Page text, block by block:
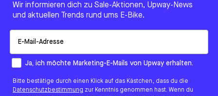
Wir informieren dich zu Sale-Aktionen, Upway-News
und aktuellen Trends rund ums E-Bike.
How would you like to hear from us?
Ja, ich möchte Marketing-E-Mails von Upway erhalten.
Bitte bestätige durch einen Klick auf das Kästchen, dass du die
Datenschutzbestimmung zur Kenntnis genommen hast. Wenn du